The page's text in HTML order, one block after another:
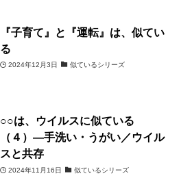
『子育て』と『運転』は、似てい
る
2024年12月3日 似ているシリーズ
○○は、ウイルスに似ている
（４）―手洗い・うがい／ウイル
スと共存
2024年11月16日 似ているシリーズ